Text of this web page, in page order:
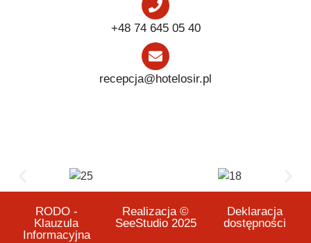
+48 74 645 05 40
recepcja@hotelosir.pl
RODO -
Klauzula
Informacyjna
Realizacja ©
SeeStudio 2025
Deklaracja
dostępności